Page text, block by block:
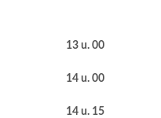
13 u. 00
14 u. 00
14 u. 15